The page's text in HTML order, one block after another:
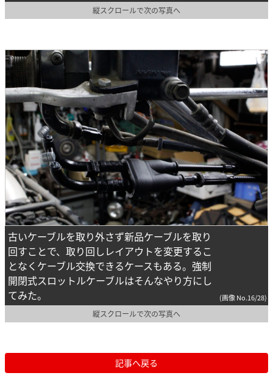
縦スクロールで次の写真へ
古いケーブルを取り外さず新品ケーブルを取り
回すことで、取り回しレイアウトを変更するこ
となくケーブル交換できるケースもある。強制
開閉式スロットルケーブルはそんなやり方にし
てみた。
(画像 No.16/28)
縦スクロールで次の写真へ
記事へ戻る